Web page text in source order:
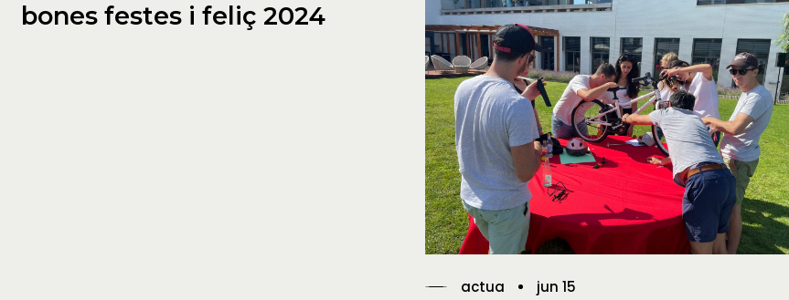
bones festes i feliç 2024
actua jun 15